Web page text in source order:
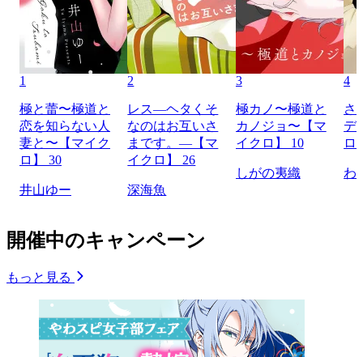
1
極と蕾〜極道と
恋を知らない人
妻と〜【マイク
ロ】 30
井山ゆー
2
レス―ヘタくそ
なのはお互いさ
まです。―【マ
イクロ】 26
深海魚
3
極カノ〜極道と
カノジョ〜【マ
イクロ】 10
しがの夷織
4
さ
デ
ロ
わ
開催中のキャンペーン
もっと見る